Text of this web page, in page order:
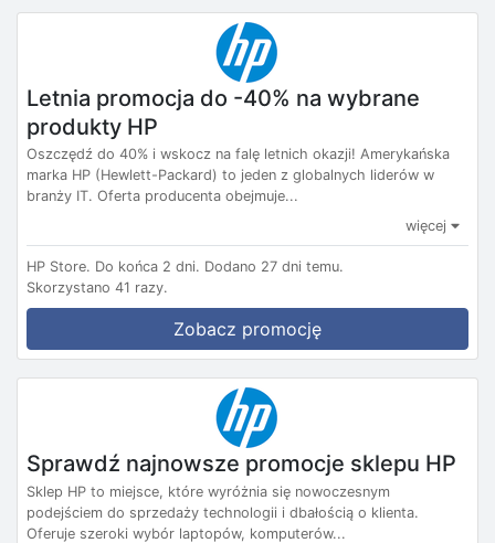
Letnia promocja do -40% na wybrane
produkty HP
Oszczędź do 40% i wskocz na falę letnich okazji! Amerykańska
marka HP (Hewlett-Packard) to jeden z globalnych liderów w
branży IT. Oferta producenta obejmuje...
więcej
HP Store. Do końca 2 dni. Dodano 27 dni temu.
Skorzystano 41 razy.
Zobacz promocję
Sprawdź najnowsze promocje sklepu HP
Sklep HP to miejsce, które wyróżnia się nowoczesnym
podejściem do sprzedaży technologii i dbałością o klienta.
Oferuje szeroki wybór laptopów, komputerów...